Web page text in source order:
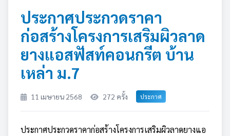
ประกาศประกวดราคา
ก่อสร้างโครงการเสริมผิวลาด
ยางแอสฟัสท์คอนกรีต บ้าน
เหล่า ม.7
11 เมษายน 2568 272 ครั้ง ประกาศ
ประกาศประกวดราคาก่อสร้างโครงการเสริมผิวลาดยางแอ